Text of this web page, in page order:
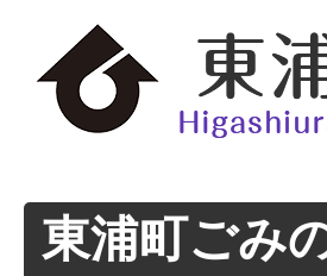
東浦町ごみ